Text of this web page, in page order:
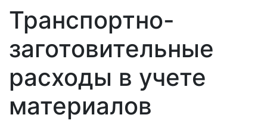
Транспортно-
заготовительные
расходы в учете
материалов